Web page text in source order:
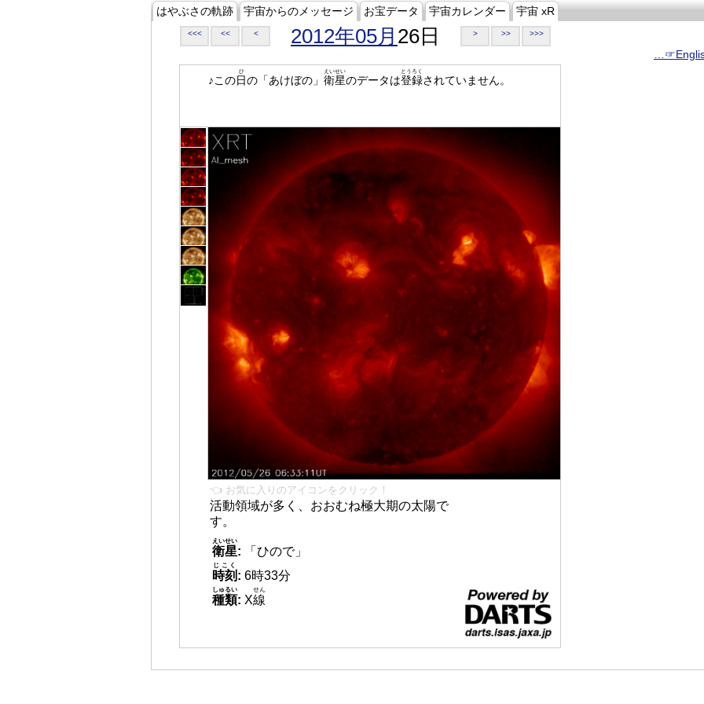
はやぶさの軌跡 宇宙からのメッセージ お宝データ 宇宙カレンダー 宇宙 xR
<<< << < 2012年05月 26日 > >> >>>
♪この日
ひ
の「あけぼの」 衛星
えいせい
のデータは登録
とうろく
されていません。
👈 お気に入りのアイコンをクリック！
活動領域が多く、おおむね極大期の太陽で
す。
衛星
えいせい
:
「ひので」
時刻
じこく
: 6時33分
種類
しゅるい
: X線
せん